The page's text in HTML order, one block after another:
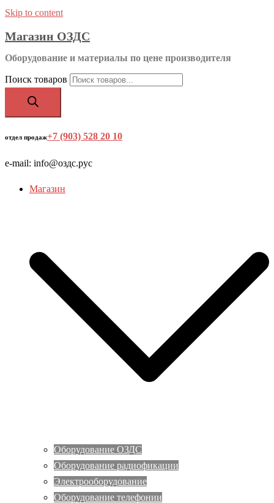
Skip to content
Магазин ОЗДС
Оборудование и материалы по цене производителя
Поиск товаров
отдел продаж+7 (903) 528 20 10
e-mail: info@оздс.рус
Магазин
Оборудование ОЗДС
Оборудование радиофикации
Электрооборудование
Оборудование телефонии